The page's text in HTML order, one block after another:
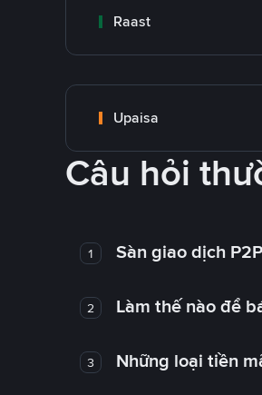
Raast
Upaisa
Câu hỏi
1 Sàn giao dịch
2 Làm thế nào để
3 Những loại tiền